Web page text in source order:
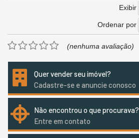
Exibir
Ordenar por
(nenhuma avaliação)
Quer vender seu imóvel?
Cadastre-se e anuncie conosco
Não encontrou o que procurava?
Entre em contato